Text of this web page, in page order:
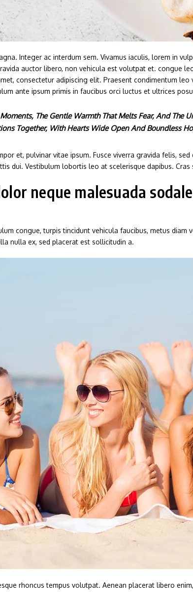
Integer ac interdum sem. Vivamus iaculis, lorem in
auctor libero, non vehicula est volutpat et. congue
consectetur adipiscing elit. Praesent condimentum
ante ipsum primis in faucibus orci luctus et ultrices
The Gentle Warmth That Melts Fear, And The
Together, With Hearts Wide Open And Boundless
et, pulvinar vitae ipsum. Fusce viverra gravida felis,
dui. Vestibulum lobortis leo at scelerisque dapibus. Cras
neque malesuada
congue, turpis tincidunt vehicula faucibus, metus
nulla ex, sed placerat est sollicitudin a.
rhoncus tempus volutpat. Aenean placerat libero